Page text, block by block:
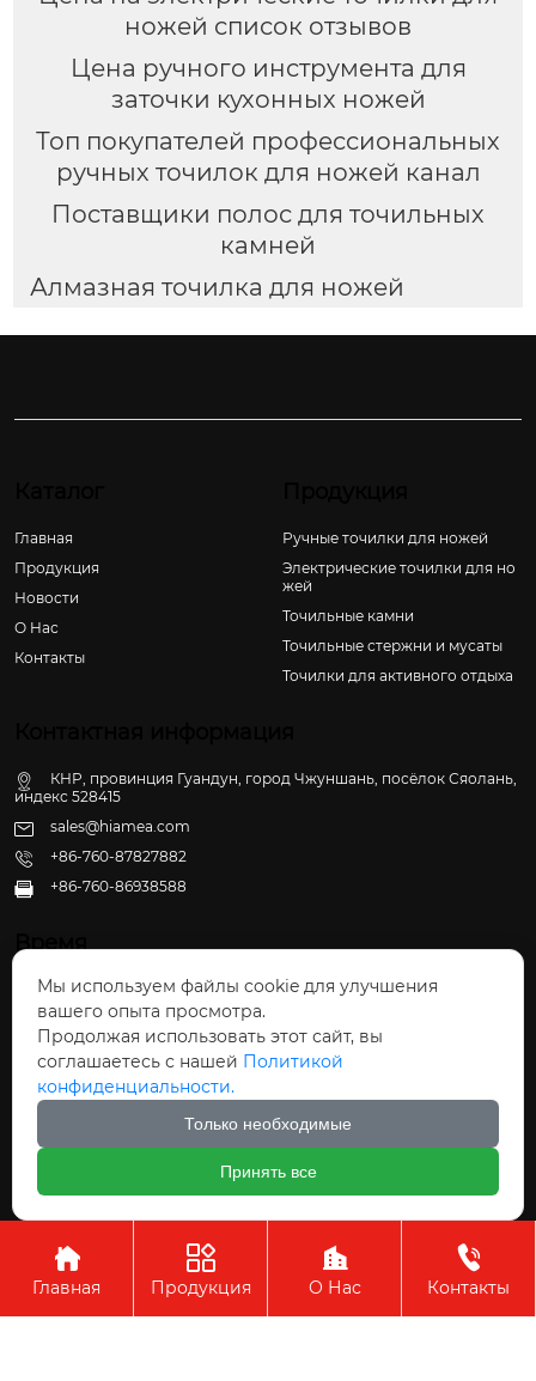
ножей список отзывов
Цена ручного инструмента для
заточки кухонных ножей
Топ покупателей профессиональных
ручных точилок для ножей канал
Поставщики полос для точильных
камней
Алмазная точилка для ножей
Главная
Продукция
Новости
О Hас
Контакты
Ручные точилки для ножей
Электрические точилки для но
жей
Точильные камни
Точильные стержни и мусаты
Точилки для активного отдыха
КНР, провинция Гуандун, город Чжуншань, посёлок Сяолань,
индекс 528415
sales@hiamea.com
+86-760-87827882
 +86-760-86938588
Время
Пн - Пт: 09:30 - 22:00
Сб - Вс: 10:00 - 22:30
Авторское право©ООО Чжуншань Хайвэй
Кухонные Принадлежности

Главная

Продукция

О Нас

Контакты
Мы используем файлы cookie для улучшения
вашего опыта просмотра.
Продолжая использовать этот сайт, вы
соглашаетесь с нашей Политикой
конфиденциальности.
Только необходимые
Принять все